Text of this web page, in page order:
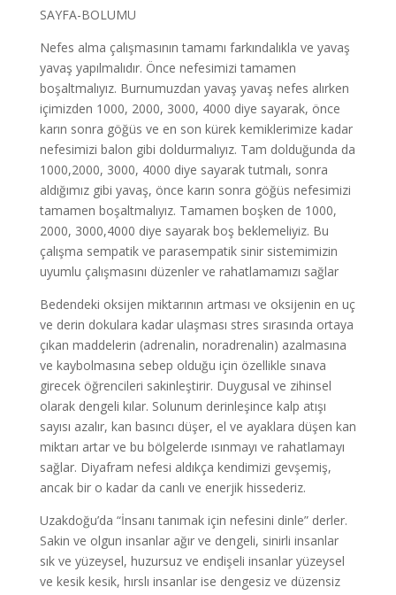
SAYFA-BOLUMU
Nefes alma çalışmasının tamamı farkındalıkla ve yavaş
yavaş yapılmalıdır. Önce nefesimizi tamamen
boşaltmalıyız. Burnumuzdan yavaş yavaş nefes alırken
içimizden 1000, 2000, 3000, 4000 diye sayarak, önce
karın sonra göğüs ve en son kürek kemiklerimize kadar
nefesimizi balon gibi doldurmalıyız. Tam dolduğunda da
1000,2000, 3000, 4000 diye sayarak tutmalı, sonra
aldığımız gibi yavaş, önce karın sonra göğüs nefesimizi
tamamen boşaltmalıyız. Tamamen boşken de 1000,
2000, 3000,4000 diye sayarak boş beklemeliyiz. Bu
çalışma sempatik ve parasempatik sinir sistemimizin
uyumlu çalışmasını düzenler ve rahatlamamızı sağlar
Bedendeki oksijen miktarının artması ve oksijenin en uç
ve derin dokulara kadar ulaşması stres sırasında ortaya
çıkan maddelerin (adrenalin, noradrenalin) azalmasına
ve kaybolmasına sebep olduğu için özellikle sınava
girecek öğrencileri sakinleştirir. Duygusal ve zihinsel
olarak dengeli kılar. Solunum derinleşince kalp atışı
sayısı azalır, kan basıncı düşer, el ve ayaklara düşen kan
miktarı artar ve bu bölgelerde ısınmayı ve rahatlamayı
sağlar. Diyafram nefesi aldıkça kendimizi gevşemiş,
ancak bir o kadar da canlı ve enerjik hissederiz.
Uzakdoğu’da “İnsanı tanımak için nefesini dinle” derler.
Sakin ve olgun insanlar ağır ve dengeli, sinirli insanlar
sık ve yüzeysel, huzursuz ve endişeli insanlar yüzeysel
ve kesik kesik, hırslı insanlar ise dengesiz ve düzensiz